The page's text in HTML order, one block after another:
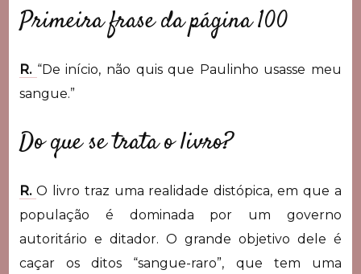
Primeira frase da página 100
R. “De início, não quis que Paulinho usasse meu
sangue.”
Do que se trata o livro?
R. O livro traz uma realidade distópica, em que a
população é dominada por um governo
autoritário e ditador. O grande objetivo dele é
caçar os ditos “sangue-raro”, que tem uma